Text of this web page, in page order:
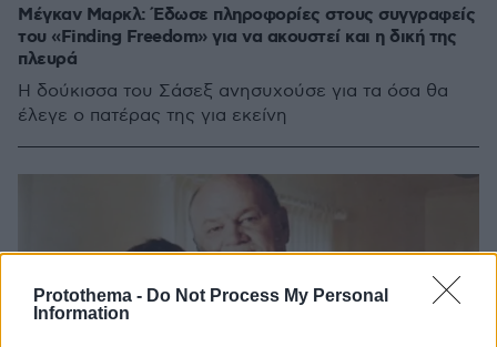
Protothema - Do Not Process My Personal
Information
Μέγκαν Μαρκλ: Έδωσε πληροφορίες στους συγγραφείς
του «Finding Freedom» για να ακουστεί και η δική της
πλευρά
Η δούκισσα του Σάσεξ ανησυχούσε για τα όσα θα
έλεγε ο πατέρας της για εκείνη